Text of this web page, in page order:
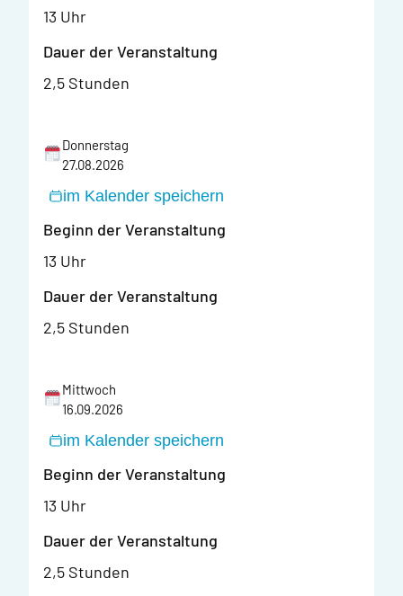
13 Uhr
Dauer der Veranstaltung
2,5 Stunden
Donnerstag
27.08.2026
im Kalender speichern
Beginn der Veranstaltung
13 Uhr
Dauer der Veranstaltung
2,5 Stunden
Mittwoch
16.09.2026
im Kalender speichern
Beginn der Veranstaltung
13 Uhr
Dauer der Veranstaltung
2,5 Stunden